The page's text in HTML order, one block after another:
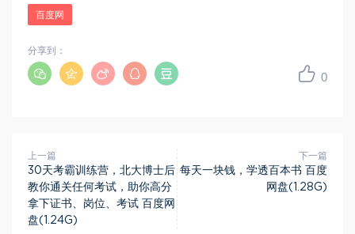
百度网
0
分享到：
上一篇
30天考霸训练营，北大博士后
教你通关任何考试，助你高分
拿下证书、岗位、考试 百度网
盘(1.24G)
下一篇
每天一块钱，学透百本书 百度
网盘(1.28G)